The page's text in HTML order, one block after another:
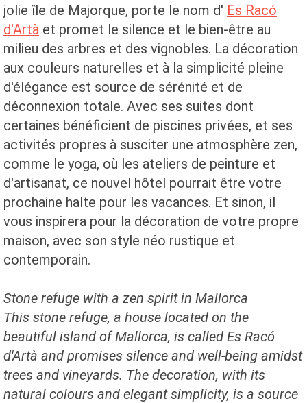
jolie île de Majorque, porte le nom d' Es Racó
d'Artà et promet le silence et le bien-être au
milieu des arbres et des vignobles. La décoration
aux couleurs naturelles et à la simplicité pleine
d'élégance est source de sérénité et de
déconnexion totale. Avec ses suites dont
certaines bénéficient de piscines privées, et ses
activités propres à susciter une atmosphère zen,
comme le yoga, où les ateliers de peinture et
d'artisanat, ce nouvel hôtel pourrait être votre
prochaine halte pour les vacances. Et sinon, il
vous inspirera pour la décoration de votre propre
maison, avec son style néo rustique et
contemporain.
Stone refuge with a zen spirit in Mallorca
This stone refuge, a house located on the
beautiful island of Mallorca, is called Es Racó
d'Artà and promises silence and well-being amidst
trees and vineyards. The decoration, with its
natural colours and elegant simplicity, is a source